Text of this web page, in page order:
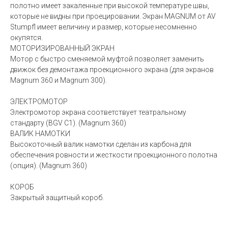
полотно имеет закаленные при высокой температуре швы,
которые не видны при проецировании. Экран MAGNUM от AV
Stumpfl имеет величину и размер, которые несомненно
окупятся.
МОТОРИЗИРОВАННЫЙ ЭКРАН
Мотор с быстро сменяемой муфтой позволяет заменить
движок без демонтажа проекционного экрана (для экранов
Magnum 360 и Magnum 300).
ЭЛЕКТРОМОТОР
Электромотор экрана соответствует театральному
стандарту (BGV C1). (Magnum 360)
ВАЛИК НАМОТКИ
Высокоточный валик намотки сделан из карбона для
обеспечения ровности и жесткости проекционного полотна
(опция). (Magnum 360)
КОРОБ
Закрытый защитный короб.